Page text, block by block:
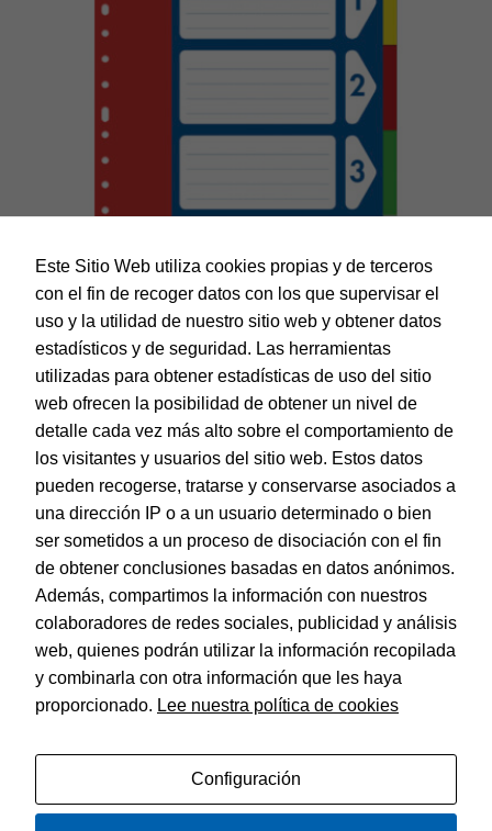
Dohe – Indice Basic Folio 5 Posic./ 5 Colores
EAN: 8421938904529
© Dohe - Camino de Madrid, 14
28970 • Humanes de Madrid (Madrid)
ESPAÑA
Aviso legal
Política de cookies
Este Sitio Web utiliza cookies propias y de terceros
con el fin de recoger datos con los que supervisar el
uso y la utilidad de nuestro sitio web y obtener datos
estadísticos y de seguridad. Las herramientas
utilizadas para obtener estadísticas de uso del sitio
web ofrecen la posibilidad de obtener un nivel de
detalle cada vez más alto sobre el comportamiento de
los visitantes y usuarios del sitio web. Estos datos
pueden recogerse, tratarse y conservarse asociados a
una dirección IP o a un usuario determinado o bien
ser sometidos a un proceso de disociación con el fin
de obtener conclusiones basadas en datos anónimos.
Además, compartimos la información con nuestros
colaboradores de redes sociales, publicidad y análisis
web, quienes podrán utilizar la información recopilada
y combinarla con otra información que les haya
proporcionado. Lee nuestra política de cookies
Configuración